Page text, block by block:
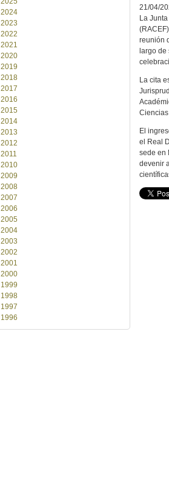
21/04/
La
reunión
largo de
La cita
El
el Real
sede en
devenir
2024
2023
2022
2021
2020
2019
2018
2017
2016
2015
2014
2013
2012
2011
2010
2009
2008
2007
2006
2005
2004
2003
2002
2001
2000
1999
1998
1997
1996